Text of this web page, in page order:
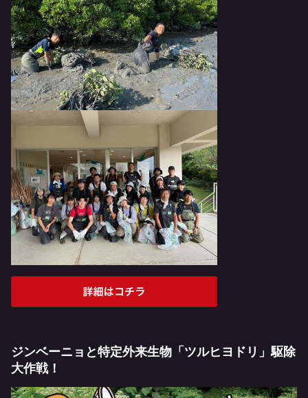
ジンベーニョと特定外来生物「ツルヒヨドリ」駆除
大作戦！